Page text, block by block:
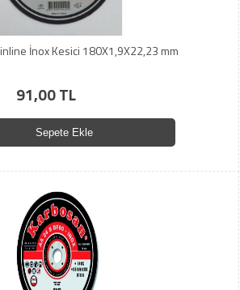
İnox Kesici 180X1,9X22,23 mm
91,00 TL
Sepete Ekle